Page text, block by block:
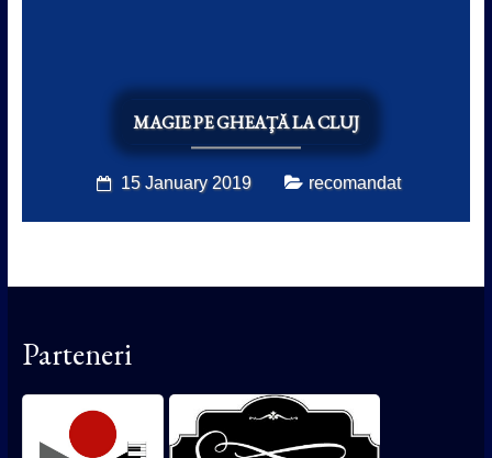
MAGIE PE GHEAŢĂ LA CLUJ
15 January 2019 recomandat
Parteneri